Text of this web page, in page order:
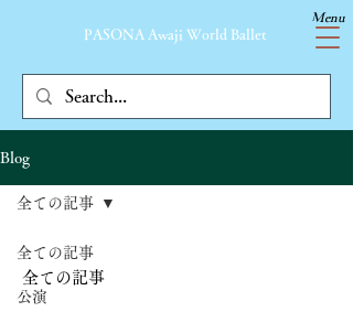
Menu
​PASONA Awaji World Ballet
Blog
全ての記事
公演
全ての記事
全ての記事